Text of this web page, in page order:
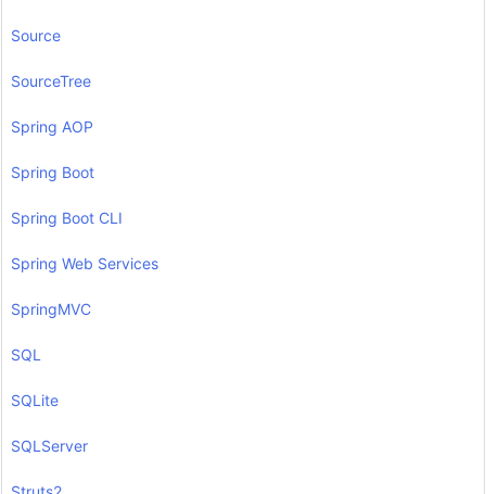
Source
SourceTree
Spring AOP
Spring Boot
Spring Boot CLI
Spring Web Services
SpringMVC
SQL
SQLite
SQLServer